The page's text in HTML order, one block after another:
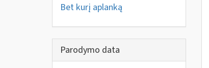
Bet kurį aplanką
Parodymo data